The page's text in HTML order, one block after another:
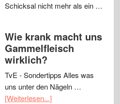
Schicksal nicht mehr als ein …
Wie krank macht uns
Gammelfleisch
wirklich?
TvE - Sondertipps Alles was
uns unter den Nägeln …
[Weiterlesen...]